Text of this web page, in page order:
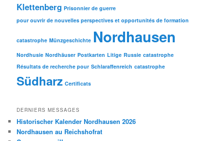
Klettenberg Prisonnier de guerre
pour ouvrir de nouvelles perspectives et opportunités de formation
catastrophe Münzgeschichte Nordhausen
Nordhusie Nordhäuser Postkarten Litige Russie catastrophe
Résultats de recherche pour Schlaraffenreich catastrophe
Südharz Certificats
DERNIERS MESSAGES
Historischer Kalender Nordhausen 2026
Nordhausen au Reichshofrat